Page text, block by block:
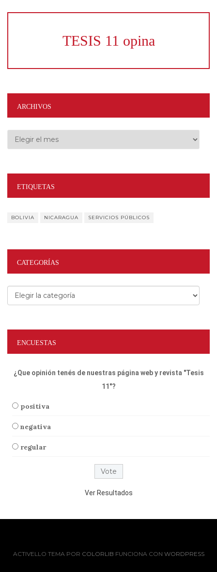
TESIS 11 opina
ARCHIVOS
Archivos
ETIQUETAS
BOLIVIA NICARAGUA SERVICIOS PÚBLICOS
CATEGORÍAS
Categorías
ENCUESTAS
¿Que opinión tenés de nuestras página web y revista "Tesis
11"?
positiva
negativa
regular
Ver Resultados
ACTIVELLO TEMA POR COLORLIB FUNCIONA CON WORDPRESS